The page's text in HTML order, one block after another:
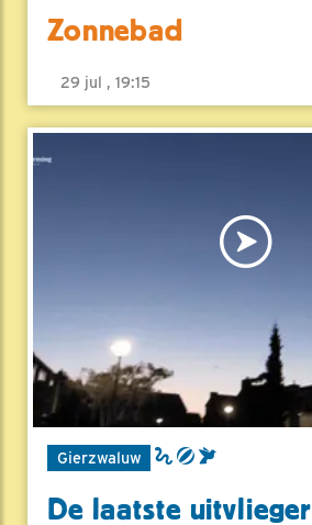
Zonnebad
29 jul , 19:15
Gierzwaluw
De laatste uitvlieger